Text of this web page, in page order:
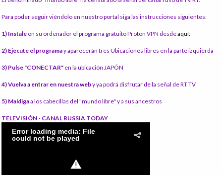
Para poder seguir viéndolo en nuestro portal siga las instrucciones siguientes:
1) Instale en su ordenador el programa gratuito Proton VPN desdeaquí:
2) Ejecute el programay aparecerán tres Ubicaciones libres en la parte izquierda
3) Pulse "CONECTAR" en la ubicación JAPÓN
4) Vuelva a entrar en nuestra weby ya podrá disfrutar de la señal de RT TV
5) Maldigaa los cabecillas del "mundo libre" y a sus ancestros
TELEVISIÓN - CANAL RUSSIA TODAY